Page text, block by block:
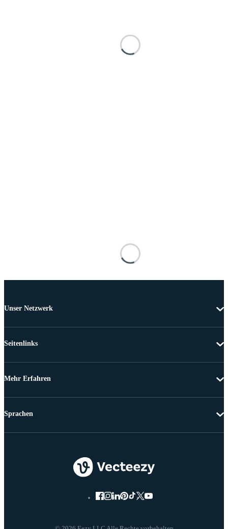
Unser Netzwerk
Seitenlinks
Mehr Erfahren
Sprachen